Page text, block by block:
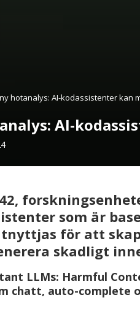
hotanalys: AI-kodassistenter kan
AI-
som är
för att
skadligt
LLMs: Harmful
chatt, auto-complete